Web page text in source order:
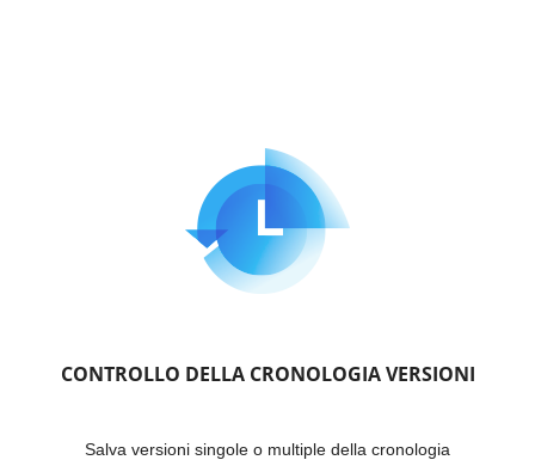
CONTROLLO DELLA CRONOLOGIA VERSIONI
Salva versioni singole o multiple della cronologia